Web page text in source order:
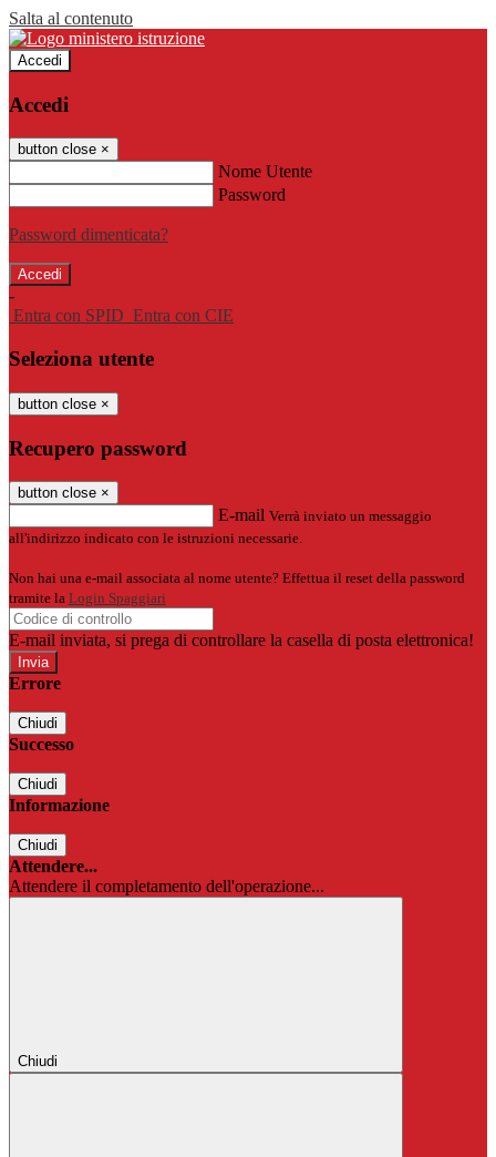
Salta al contenuto
Accedi
Accedi
button close ×
Nome Utente
Password
Password dimenticata?
-
Entra con SPID Entra con CIE
Seleziona utente
button close ×
Recupero password
button close ×
E-mail Verrà inviato un messaggio
all'indirizzo indicato con le istruzioni necessarie.
Non hai una e-mail associata al nome utente? Effettua il reset della password
tramite la Login Spaggiari
E-mail inviata, si prega di controllare la casella di posta elettronica!
Errore
Chiudi
Successo
Chiudi
Informazione
Chiudi
Attendere...
Attendere il completamento dell'operazione...
Chiudi